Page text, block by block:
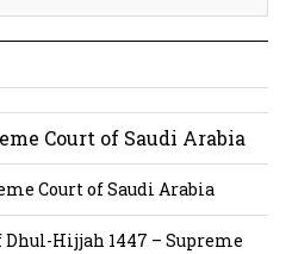
Court of Saudi Arabia
Court of Saudi Arabia
Hijjah 1447 – Supreme